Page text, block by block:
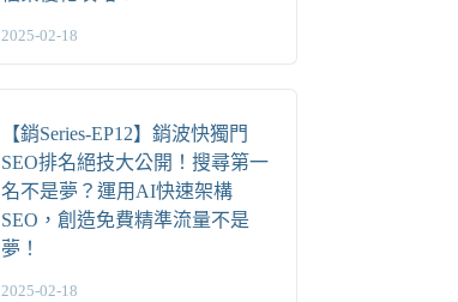
2025-02-18
【銷Series-EP12】銷波快獨門
SEO排名絕技大公開！搜尋第一
名不是夢？運用AI快速架構
SEO，創造免費精準流量不是
夢！
2025-02-18